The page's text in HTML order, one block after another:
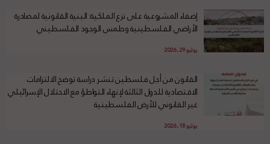
إضفاء المشروعية على نزع الملكية: البنية القانونية لمصادرة
الأراضي الفلسطينية وطمس الوجود الفلسطيني
يوليو 29, 2026
القانون من أجل فلسطين تنشر دراسة توضح الالتزامات
الاقتصادية للدول الثالثة لإنهاء التواطؤ مع الاحتلال الإسرائيلي
غير القانوني للأرض الفلسطينية
يوليو 18, 2026